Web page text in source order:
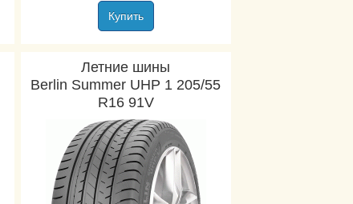
Купить
Летние шины
Berlin Summer UHP 1 205/55
R16 91V